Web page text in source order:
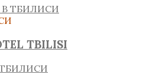
TBILISI